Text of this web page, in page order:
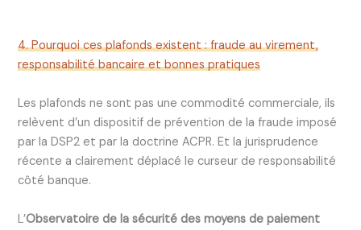
4. Pourquoi ces plafonds existent : fraude au virement,
responsabilité bancaire et bonnes pratiques
Les plafonds ne sont pas une commodité commerciale, ils
relèvent d’un dispositif de prévention de la fraude imposé
par la DSP2 et par la doctrine ACPR. Et la jurisprudence
récente a clairement déplacé le curseur de responsabilité
côté banque.
L’Observatoire de la sécurité des moyens de paiement